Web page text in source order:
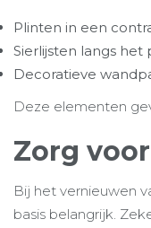
Plinten in een
Sierlijsten langs het
Decoratieve
Deze elementen
Zorg
Bij het vernieuwen
basis belangrijk.